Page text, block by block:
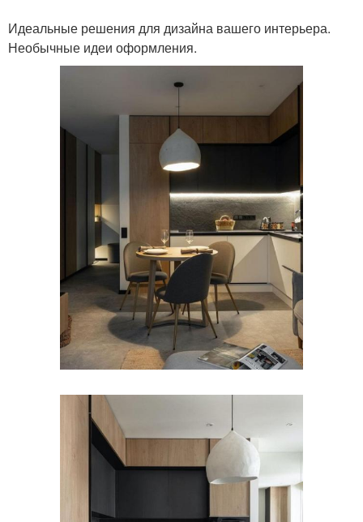
Идеальные решения для дизайна вашего интерьера.
Необычные идеи оформления.